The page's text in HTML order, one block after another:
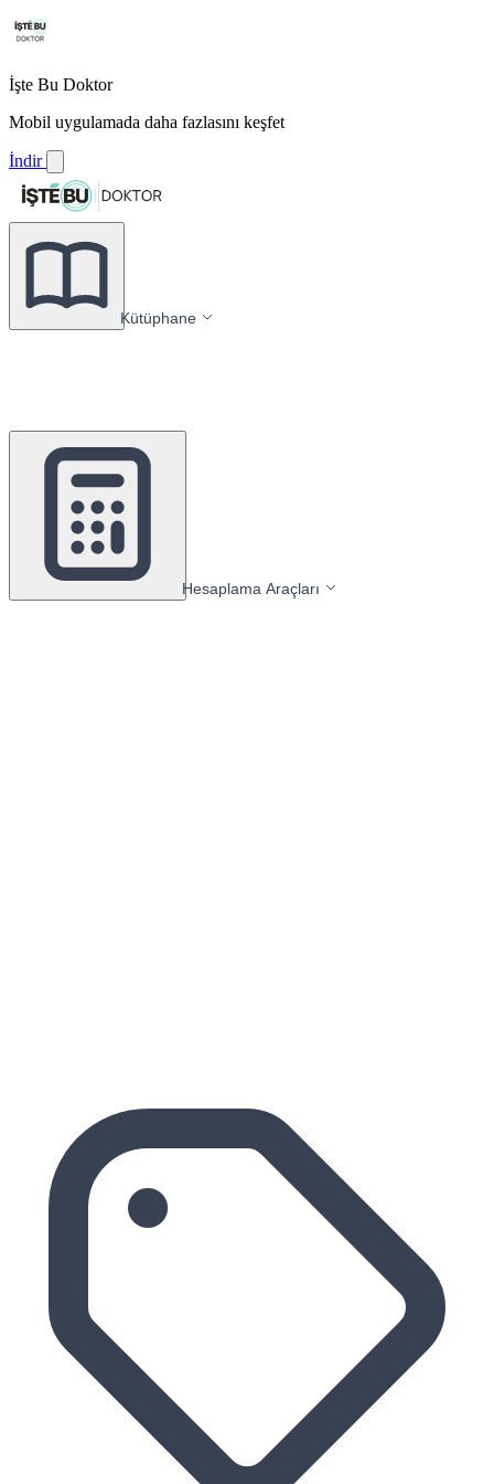
İşte Bu Doktor
Mobil uygulamada daha fazlasını keşfet
İndir
Kütüphane
Hesaplama Araçları